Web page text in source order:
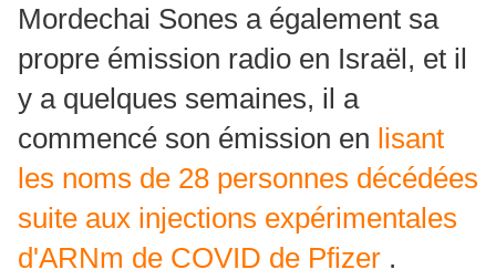
Mordechai Sones a également sa
propre émission radio en Israël, et il
y a quelques semaines, il a
commencé son émission en lisant
les noms de 28 personnes décédées
suite aux injections expérimentales
d'ARNm de COVID de Pfizer .